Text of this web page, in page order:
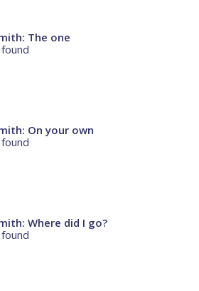
The one
On your own
Where did I go?